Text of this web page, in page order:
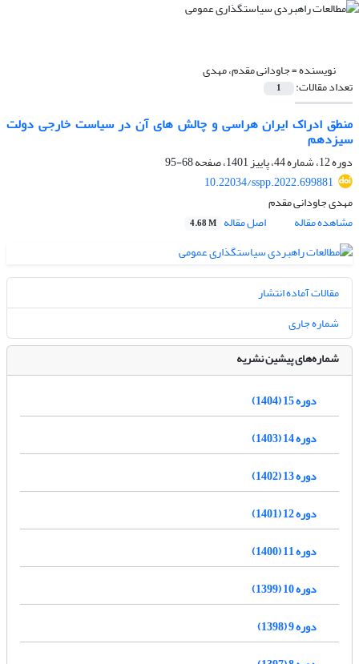
نویسنده =جاودانی مقدم، مهدی
تعداد مقالات: 1
منطق ادراک ایران هراسی و چالش های آن در سیاست خارجی دولت
سیزدهم
دوره 12، شماره 44، پاییز 1401، صفحه
68-95
10.22034/sspp.2022.699881
مهدی جاودانی مقدم
مشاهده مقاله
اصل مقاله 4.68 M
مقالات آماده انتشار
شماره جاری
شماره‌های پیشین نشریه
دوره 15 (1404)
دوره 14 (1403)
دوره 13 (1402)
دوره 12 (1401)
دوره 11 (1400)
دوره 10 (1399)
دوره 9 (1398)